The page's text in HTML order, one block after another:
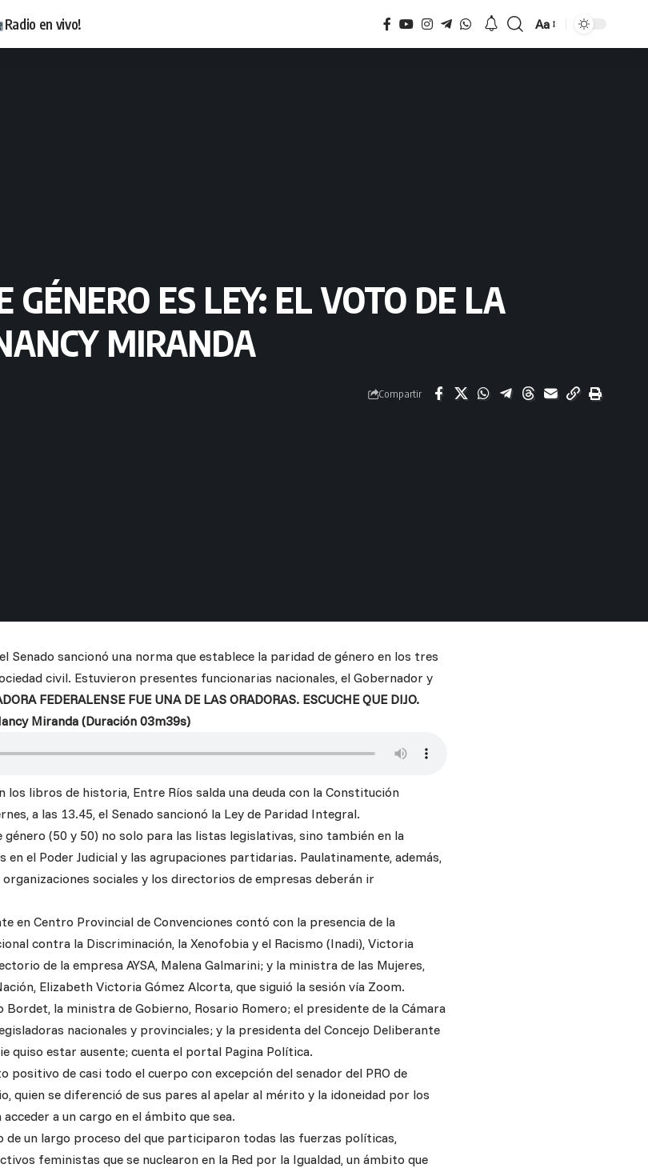
Radio en vivo!
Tamaño
Aa
ES LEY: EL VOTO DE LA
MIRANDA
Compartir
Senado sancionó una norma que establece la paridad de género en los tres
civil. Estuvieron presentes funcionarias nacionales, el Gobernador y
FEDERALENSE FUE UNA DE LAS ORADORAS. ESCUCHE QUE DIJO.
Miranda (Duración 03m39s)
los libros de historia, Entre Ríos salda una deuda con la Constitución
a las 13.45, el Senado sancionó la Ley de Paridad Integral.
género (50 y 50) no solo para las listas legislativas, sino también en la
el Poder Judicial y las agrupaciones partidarias. Paulatinamente, además,
sociales y los directorios de empresas deberán ir
en Centro Provincial de Convenciones contó con la presencia de la
contra la Discriminación, la Xenofobia y el Racismo (Inadi), Victoria
de la empresa AYSA, Malena Galmarini; y la ministra de las Mujeres,
Elizabeth Victoria Gómez Alcorta, que siguió la sesión vía Zoom.
Bordet, la ministra de Gobierno, Rosario Romero; el presidente de la Cámara
nacionales y provinciales; y la presidenta del Concejo Deliberante
quiso estar ausente; cuenta el portal Pagina Política.
positivo de casi todo el cuerpo con excepción del senador del PRO de
quien se diferenció de sus pares al apelar al mérito y la idoneidad por los
a un cargo en el ámbito que sea.
de un largo proceso del que participaron todas las fuerzas políticas,
feministas que se nuclearon en la Red por la Igualdad, un ámbito que